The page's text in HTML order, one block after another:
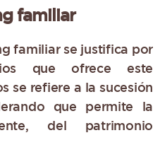
familiar
familiar se justifica por
que ofrece este
se refiere a la sucesión
que permite la
del patrimonio